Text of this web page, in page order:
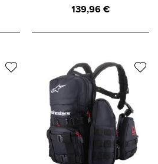
139,96€